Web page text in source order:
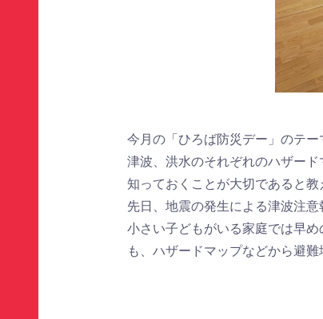
今月の「ひろば防災デー」のテー
津波、洪水のそれぞれのハザー
知っておくことが大切であると教
先日、地震の発生による津波注意
小さい子どもがいる家庭では早
も、ハザードマップなどから避